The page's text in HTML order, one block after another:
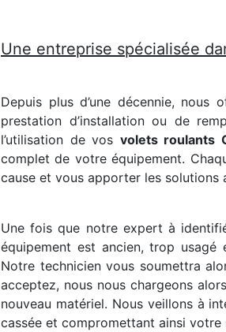
Une entreprise spécialisée
Depuis plus d’une décennie, nous
prestation d’installation ou de
l’utilisation de vos volets roulants
complet de votre équipement.
cause et vous apporter les solutions
Une fois que notre expert à
équipement est ancien, trop
Notre technicien vous soumettra
acceptez, nous nous chargeons
nouveau matériel. Nous veillons à
cassée et compromettant ainsi votre